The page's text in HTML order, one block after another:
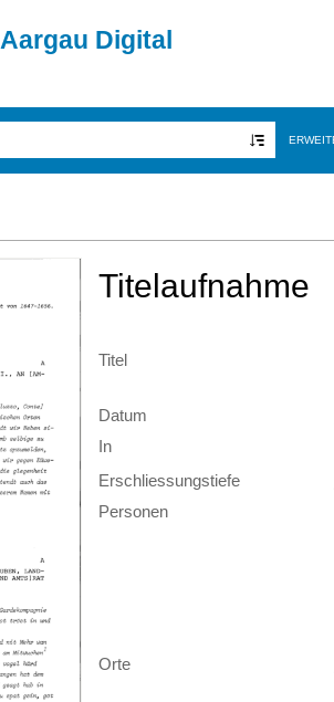
Aargau Digital
Titelaufnahme
Titel
Datum
In
Erschliessungstiefe
Personen
Orte